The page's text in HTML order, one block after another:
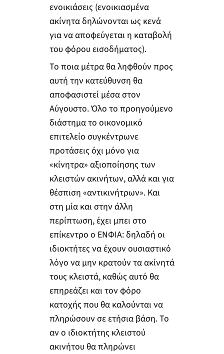
ενοικιάσεις (ενοικιασμένα
ακίνητα δηλώνονται ως κενά
για να αποφεύγεται η καταβολή
του φόρου εισοδήματος).
Το ποια μέτρα θα ληφθούν προς
αυτή την κατεύθυνση θα
αποφασιστεί μέσα στον
Αύγουστο. Όλο το προηγούμενο
διάστημα το οικονομικό
επιτελείο συγκέντρωνε
προτάσεις όχι μόνο για
«κίνητρα» αξιοποίησης των
κλειστών ακινήτων, αλλά και για
θέσπιση «αντικινήτρων». Και
στη μία και στην άλλη
περίπτωση, έχει μπει στο
επίκεντρο ο ΕΝΦΙΑ: δηλαδή οι
ιδιοκτήτες να έχουν ουσιαστικό
λόγο να μην κρατούν τα ακίνητά
τους κλειστά, καθώς αυτό θα
επηρεάζει και τον φόρο
κατοχής που θα καλούνται να
πληρώσουν σε ετήσια βάση. Το
αν ο ιδιοκτήτης κλειστού
ακινήτου θα πληρώνει